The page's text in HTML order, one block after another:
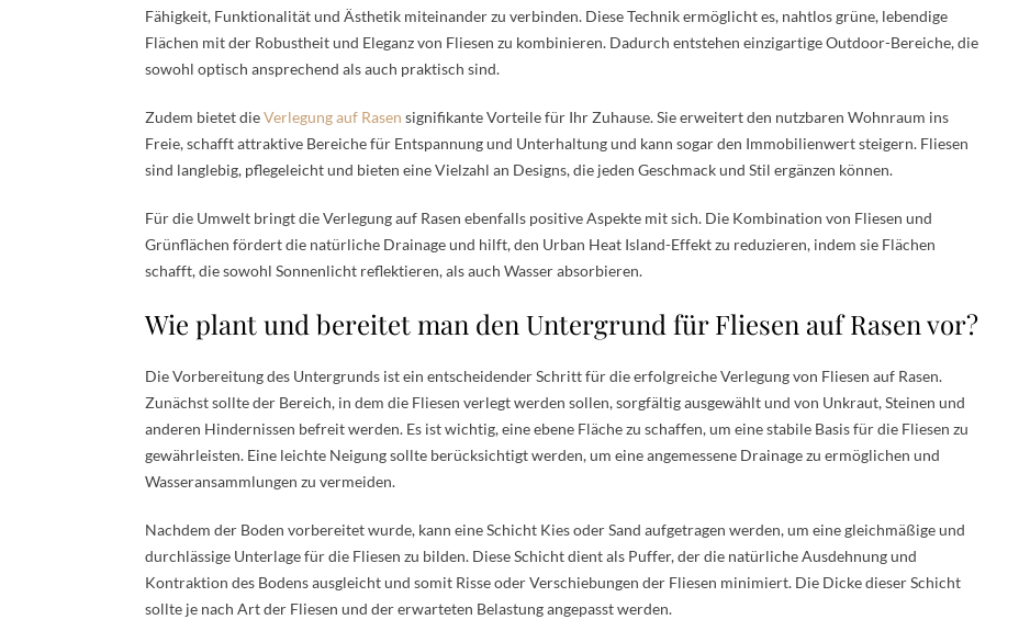
Fähigkeit, Funktionalität und Ästhetik miteinander zu verbinden. Diese Technik ermöglicht es, nahtlos grüne, lebendige
Flächen mit der Robustheit und Eleganz von Fliesen zu kombinieren. Dadurch entstehen einzigartige Outdoor-Bereiche, die
sowohl optisch ansprechend als auch praktisch sind.
Zudem bietet dieVerlegung auf Rasen signifikante Vorteile für Ihr Zuhause. Sie erweitert den nutzbaren Wohnraum ins
Freie, schafft attraktive Bereiche für Entspannung und Unterhaltung und kann sogar den Immobilienwert steigern. Fliesen
sind langlebig, pflegeleicht und bieten eine Vielzahl an Designs, die jeden Geschmack und Stil ergänzen können.
Für die Umwelt bringt die Verlegung auf Rasen ebenfalls positive Aspekte mit sich. Die Kombination von Fliesen und
Grünflächen fördert die natürliche Drainage und hilft, den Urban Heat Island-Effekt zu reduzieren, indem sie Flächen
schafft, die sowohl Sonnenlicht reflektieren, als auch Wasser absorbieren.
Wie plant und bereitet man den Untergrund für Fliesen auf Rasen vor?
Die Vorbereitung des Untergrunds ist ein entscheidender Schritt für die erfolgreiche Verlegung von Fliesen auf Rasen.
Zunächst sollte der Bereich, in dem die Fliesen verlegt werden sollen, sorgfältig ausgewählt und von Unkraut, Steinen und
anderen Hindernissen befreit werden. Es ist wichtig, eine ebene Fläche zu schaffen, um eine stabile Basis für die Fliesen zu
gewährleisten. Eine leichte Neigung sollte berücksichtigt werden, um eine angemessene Drainage zu ermöglichen und
Wasseransammlungen zu vermeiden.
Nachdem der Boden vorbereitet wurde, kann eine Schicht Kies oder Sand aufgetragen werden, um eine gleichmäßige und
durchlässige Unterlage für die Fliesen zu bilden. Diese Schicht dient als Puffer, der die natürliche Ausdehnung und
Kontraktion des Bodens ausgleicht und somit Risse oder Verschiebungen der Fliesen minimiert. Die Dicke dieser Schicht
sollte je nach Art der Fliesen und der erwarteten Belastung angepasst werden.